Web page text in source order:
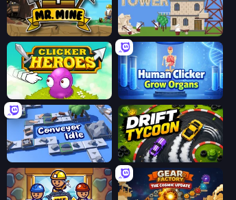
Mr. Mine Babel Tower
Clicker Heroes Human Clicker: Grow Organs
Conveyor Idle Drift Tycoon